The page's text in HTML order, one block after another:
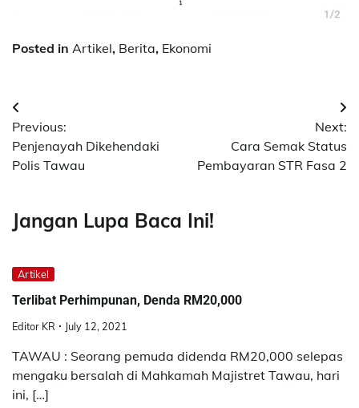
Posted in Artikel, Berita, Ekonomi
Post
navigation
Previous:
Penjenayah Dikehendaki
Polis Tawau
Next:
Cara Semak Status
Pembayaran STR Fasa 2
Jangan Lupa Baca Ini!
Artikel
Terlibat Perhimpunan, Denda RM20,000
Editor KR July 12, 2021
TAWAU : Seorang pemuda didenda RM20,000 selepas
mengaku bersalah di Mahkamah Majistret Tawau, hari
ini, […]